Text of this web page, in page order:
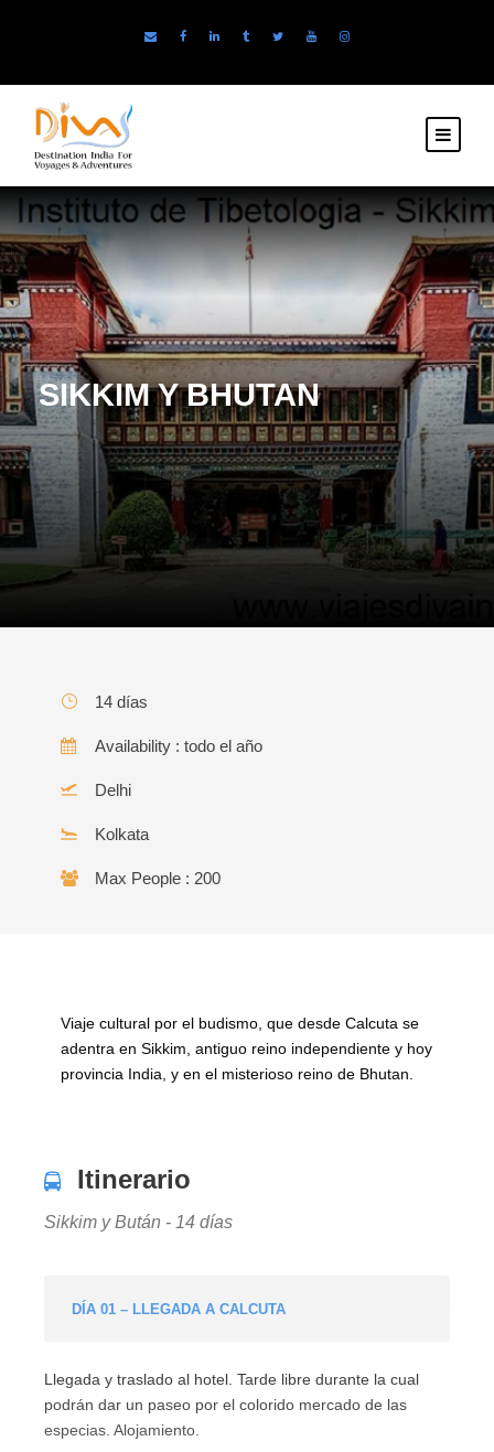
SIKKIM Y BHUTAN
14 días
Availability : todo el año
Delhi
Kolkata
Max People : 200
Viaje cultural por el budismo, que desde Calcuta se
adentra en Sikkim, antiguo reino independiente y hoy
provincia India, y en el misterioso reino de Bhutan.
Itinerario
Sikkim y Bután - 14 días
DÍA 01 – LLEGADA A CALCUTA
Llegada y traslado al hotel. Tarde libre durante la cual
podrán dar un paseo por el colorido mercado de las
especias. Alojamiento.